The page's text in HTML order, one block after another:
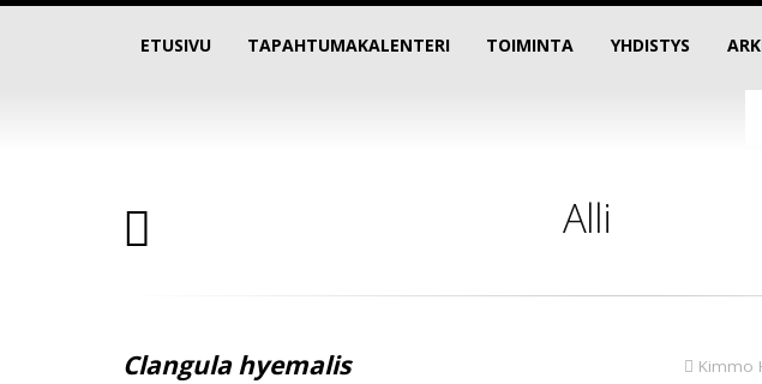
ETUSIVU TAPAHTUMAKALENTERI TOIMINTA YHDISTYS
Alli
Kimmo
Clangula hyemalis